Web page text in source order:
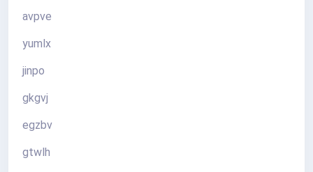
avpve
yumlx
jinpo
gkgvj
egzbv
gtwlh